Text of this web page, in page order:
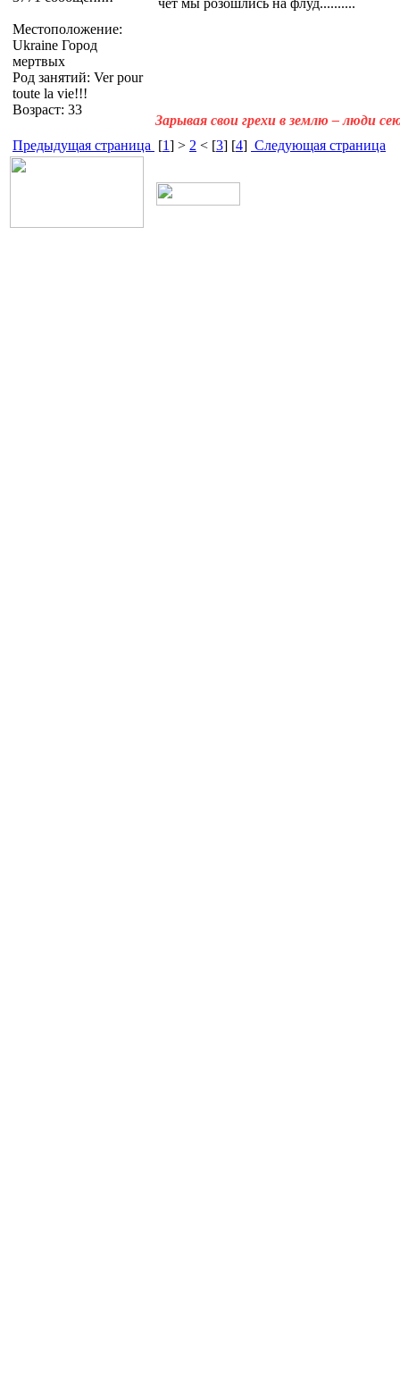
Местоположение:
Ukraine Город
мертвых
Род занятий: Ver pour
toute la vie!!!
Возраст: 33
Зарывая свои грехи в землю – люди
Предыдущая страница [1] > 2 < [3] [4] Следующая страница